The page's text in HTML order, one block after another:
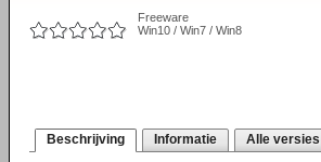
Freeware
Win10 / Win7 / Win8
Beschrijving Informatie Alle versies